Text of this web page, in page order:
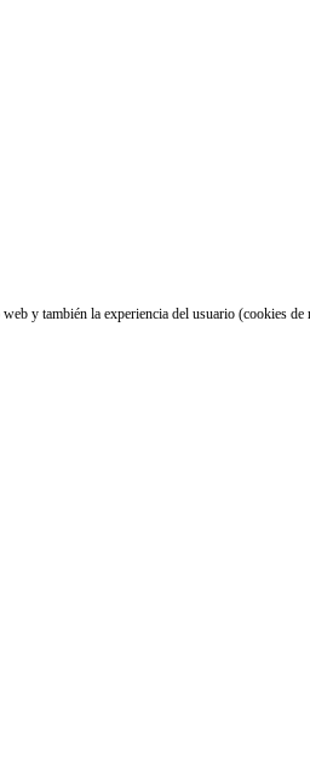
y también la experiencia del usuario (cookies